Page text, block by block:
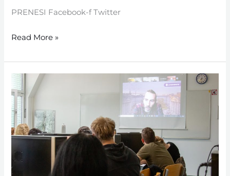
PRENESI Facebook-f Twitter
Read More »
November